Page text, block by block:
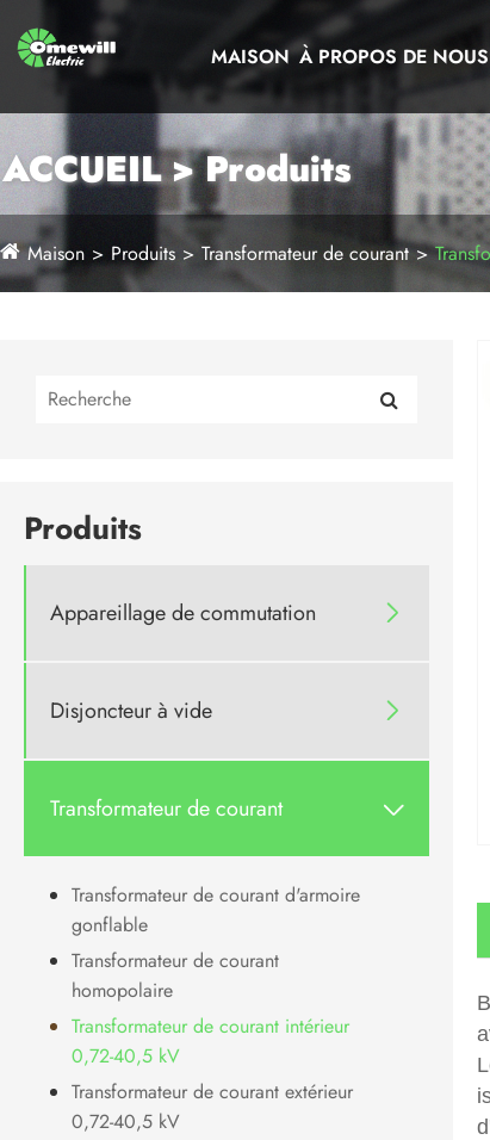
MAISON À PROPOS DE NOUS
ACCUEIL > Produits
Maison Produits Transformateur de courant
Produits
Appareillage de commutation 
Disjoncteur à vide 
Transformateur de courant 
Transformateur de courant d'armoire
gonflable
Transformateur de courant
homopolaire
Transformateur de courant intérieur
0,72-40,5 kV
Transformateur de courant extérieur
0,72-40,5 kV